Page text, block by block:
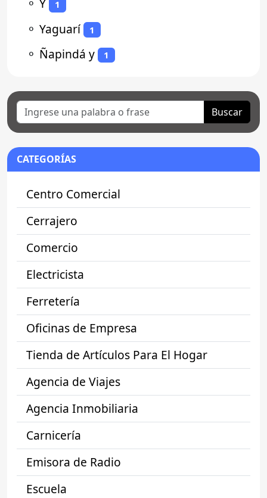
⚬ Y 1
⚬ Yaguarí 1
⚬ Ñapindá y 1
Buscar
CATEGORÍAS
Centro Comercial
Cerrajero
Comercio
Electricista
Ferretería
Oficinas de Empresa
Tienda de Artículos Para El Hogar
Agencia de Viajes
Agencia Inmobiliaria
Carnicería
Emisora de Radio
Escuela